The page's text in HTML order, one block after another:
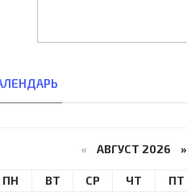
« АВГУСТ 2026 »
ПН ВТ СР ЧТ ПТ